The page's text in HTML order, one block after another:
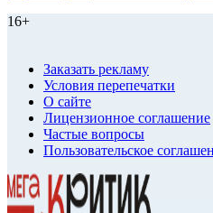
16+
Заказать рекламу
Условия перепечатки
О сайте
Лицензионное соглашение
Частые вопросы
Пользовательское